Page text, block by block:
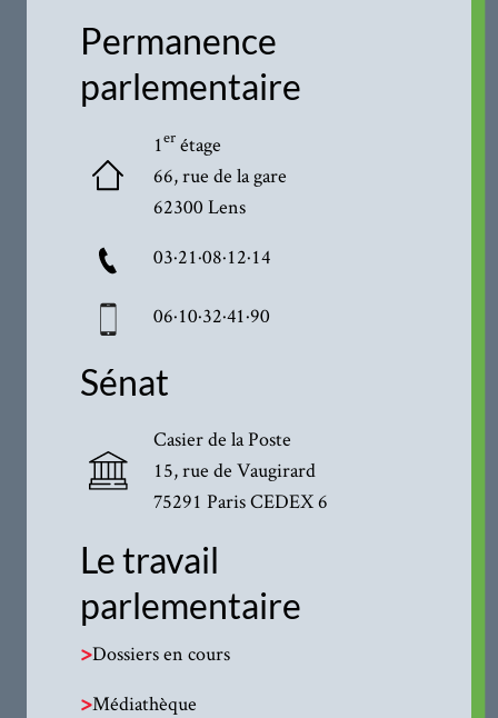
Permanence
parlementaire
1erétage
66, rue de la gare
62300 Lens
03·21·08·12·14
06·10·32·41·90
Sénat
Casier de la Poste
15, rue de Vaugirard
75291 Paris CEDEX 6
Le travail
parlementaire
>Dossiers en cours
>Médiathèque